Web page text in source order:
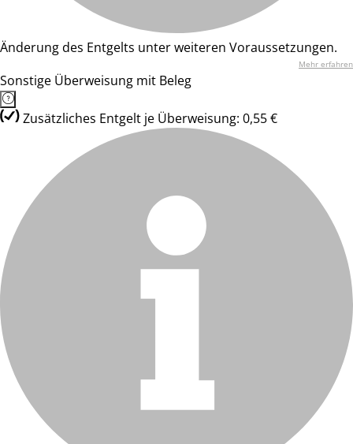
Änderung des Entgelts unter weiteren Voraussetzungen.
Mehr erfahren
Sonstige Überweisung mit Beleg
Zusätzliches Entgelt je Überweisung: 0,55 €